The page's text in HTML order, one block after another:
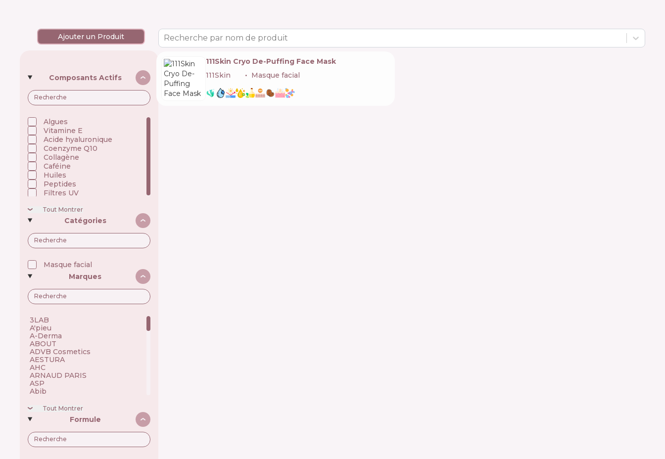
Ajouter un Produit
Composants Actifs
Algues
Vitamine E
Acide hyaluronique
Coenzyme Q10
Collagène
Caféine
Huiles
Peptides
Filtres UV
Tout Montrer
Catégories
Masque facial
Marques
3LAB 🇺🇸
A'pieu 🇰🇷
A-Derma 🇫🇷
ABOUT 🇺🇦
ADVB Cosmetics 🇹🇷
AESTURA 🇰🇷
AHC 🇰🇷
ARNAUD PARIS 🇫🇷
ASP 🇬🇧
Abib 🇰🇷
Achroactive Max 🇧🇬
Acnemy 🇪🇸
Acure 🇺🇸
Acwell 🇰🇷
Ada Tina 🇧🇷
Aesop 🇦🇺
Tout Montrer
Formule
Recherche par nom de produit
111Skin Cryo De-Puffing Face Mask
111Skin
Masque facial